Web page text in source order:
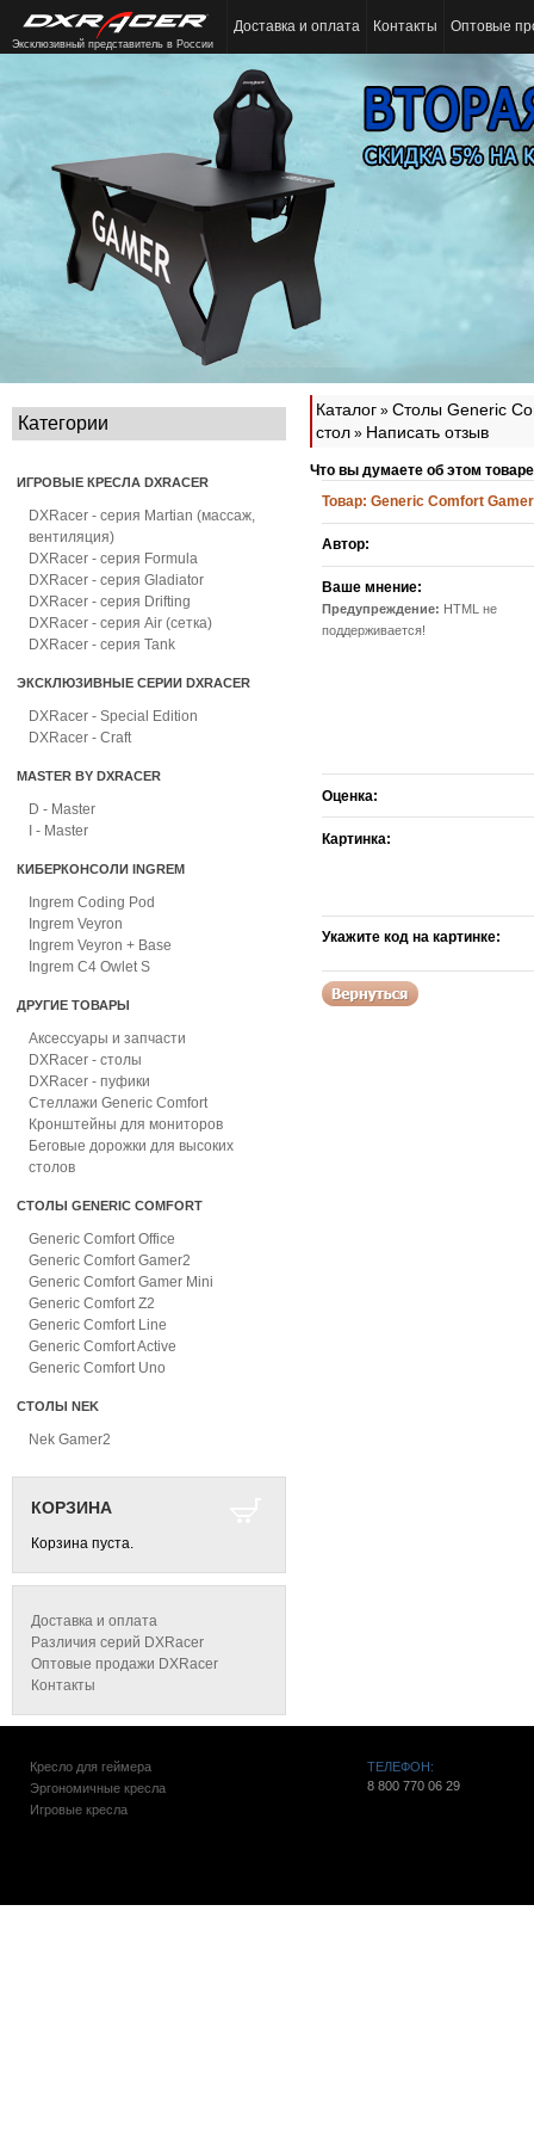
Эксклюзивный представитель в России
Доставка и оплата Контакты Оптовые
Категории
ИГРОВЫЕ КРЕСЛА DXRACER
DXRacer - серия Martian (массаж,
вентиляция)
DXRacer - серия Formula
DXRacer - серия Gladiator
DXRacer - серия Drifting
DXRacer - серия Air (сетка)
DXRacer - серия Tank
ЭКСКЛЮЗИВНЫЕ СЕРИИ DXRACER
DXRacer - Special Edition
DXRacer - Craft
MASTER BY DXRACER
D - Master
I - Master
КИБЕРКОНСОЛИ INGREM
Ingrem Coding Pod
Ingrem Veyron
Ingrem Veyron + Base
Ingrem C4 Owlet S
ДРУГИЕ ТОВАРЫ
Аксессуары и запчасти
DXRacer - столы
DXRacer - пуфики
Стеллажи Generic Comfort
Кронштейны для мониторов
Беговые дорожки для высоких
столов
СТОЛЫ GENERIC COMFORT
Generic Comfort Office
Generic Comfort Gamer2
Generic Comfort Gamer Mini
Generic Comfort Z2
Generic Comfort Line
Generic Comfort Active
Generic Comfort Uno
СТОЛЫ NEK
Nek Gamer2
КОРЗИНА
Корзина пуста.
Доставка и оплата
Различия серий DXRacer
Оптовые продажи DXRacer
Контакты
Каталог » Столы Generic
стол » Написать отзыв
Что вы думаете об этом
Товар: Generic Comfort
Автор:
Ваше мнение:
Предупреждение: HTML не
поддерживается!
Оценка:
Картинка:
Укажите код на картинке:
Кресло для геймера
Эргономичные кресла
Игровые кресла
ТЕЛЕФОН:
8 800 770 06 29